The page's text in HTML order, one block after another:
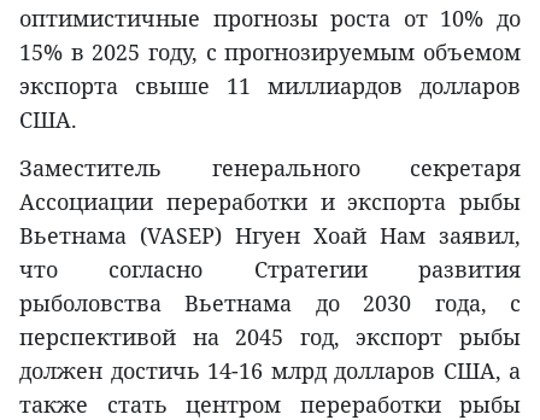
оптимистичные прогнозы роста от 10% до
15% в 2025 году, с прогнозируемым объемом
экспорта свыше 11 миллиардов долларов
США.
Заместитель генерального секретаря
Ассоциации переработки и экспорта рыбы
Вьетнама (VASEP) Нгуен Хоай Нам заявил,
что согласно Стратегии развития
рыболовства Вьетнама до 2030 года, с
перспективой на 2045 год, экспорт рыбы
должен достичь 14-16 млрд долларов США, а
также стать центром переработки рыбы